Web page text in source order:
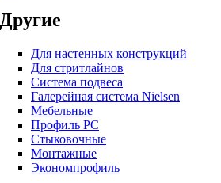
Другие
Для настенных конструкций
Для стритлайнов
Система подвеса
Галерейная система Nielsen
Мебельные
Профиль РС
Стыковочные
Монтажные
Экономпрофиль